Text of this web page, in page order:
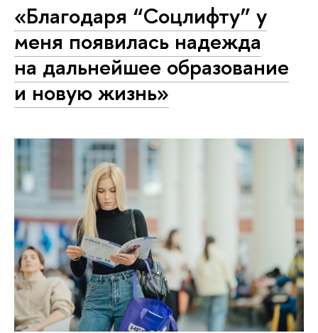
«Благодаря “Соцлифту” у
меня появилась надежда
на дальнейшее образование
и новую жизнь»